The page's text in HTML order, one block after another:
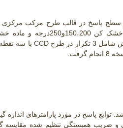
سطح پاسخ در قالب طرح مرکب مرکزی
برای پیش بینی تأثیر متغیرهای تولید پودر شامل دمای هوای ورودی خشک
CCD با سه
انجام گرفت.
توابع پاسخ در مورد پارامترهای اندازه
ضریب همبستگی تنظیم شده مقایسه